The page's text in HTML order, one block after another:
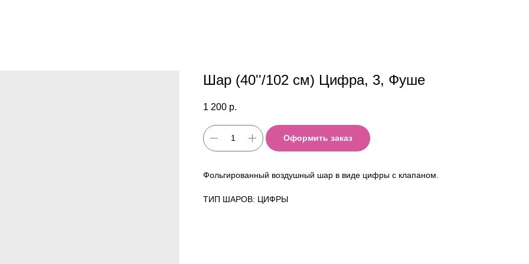
Шар (40''/102 см) Цифра, 3, Фуше
1 200 р.
Оформить заказ
Фольгированный воздушный шар в виде цифры с клапаном.
ТИП ШАРОВ: ЦИФРЫ